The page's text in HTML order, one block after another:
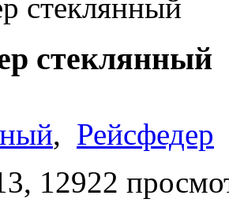
стеклянный
стеклянный
, Рейсфедер
12922